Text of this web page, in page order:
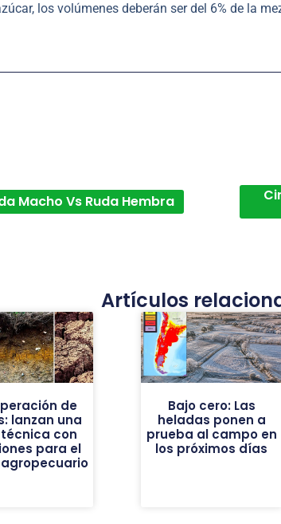
los volúmenes deberán ser del 6% de la
Macho Vs Ruda Hembra
Artículos
de
lanzan una
con
para el
Bajo cero: Las
heladas ponen a
prueba al campo en
los próximos días